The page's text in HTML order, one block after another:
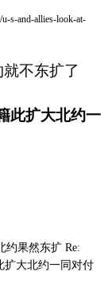
s-and-allies-look-at-
不东扩了
此扩大北约一
约果然东扩 Re:
扩大北约一同对付